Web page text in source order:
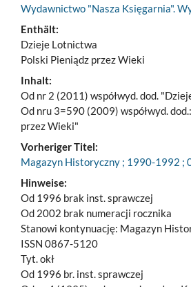
Wydawnictwo "Nasza Księgarnia".
Enthält:
Dzieje Lotnictwa
Polski Pieniądz przez Wieki
Inhalt:
Od nr 2 (2011) współwyd. dod.
Od nru 3=590 (2009) współwyd.
przez Wieki"
Vorheriger Titel:
Magazyn Historyczny ; 1990-1992 ;
Hinweise:
Od 1996 brak inst. sprawczej
Od 2002 brak numeracji rocznika
Stanowi kontynuację: Magazyn
ISSN 0867-5120
Tyt. okł
Od 1996 br. inst. sprawczej